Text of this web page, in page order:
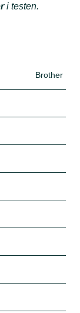
i testen.
Brother